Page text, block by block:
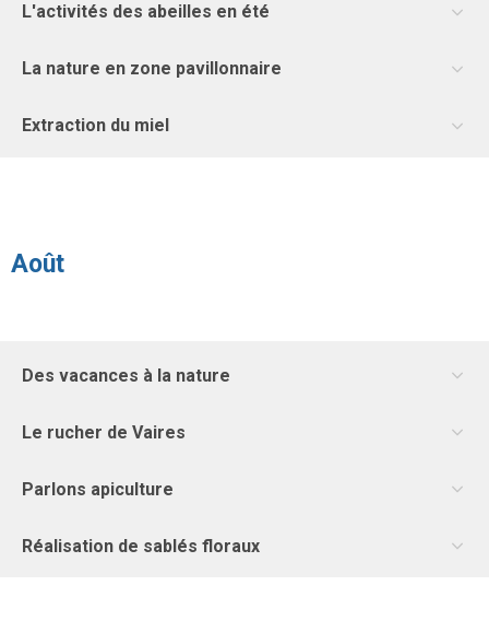
L'activités des abeilles en été
La nature en zone pavillonnaire
Extraction du miel
Août
Des vacances à la nature
Le rucher de Vaires
Parlons apiculture
Réalisation de sablés floraux